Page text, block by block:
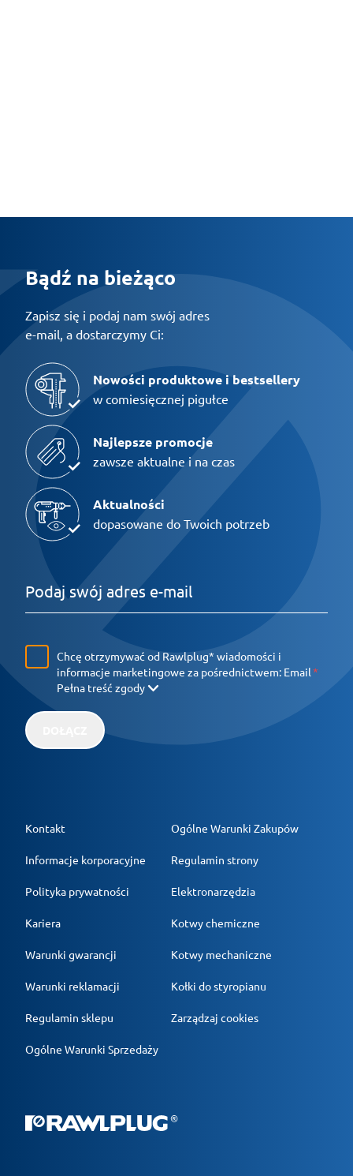
Bądź na bieżąco
Zapisz się i podaj nam swój adres
e-mail, a dostarczymy Ci:
Nowości produktowe i bestsellery
w comiesięcznej pigułce
Najlepsze promocje
zawsze aktualne i na czas
Aktualności
dopasowane do Twoich potrzeb
Chcę otrzymywać od Rawlplug* wiadomości i
informacje marketingowe za pośrednictwem: Email
Pełna treść zgody
Kontakt
Informacje korporacyjne
Polityka prywatności
Kariera
Warunki gwarancji
Warunki reklamacji
Regulamin sklepu
Ogólne Warunki Sprzedaży
Ogólne Warunki Zakupów
Regulamin strony
Elektronarzędzia
Kotwy chemiczne
Kotwy mechaniczne
Kołki do styropianu
Zarządzaj cookies